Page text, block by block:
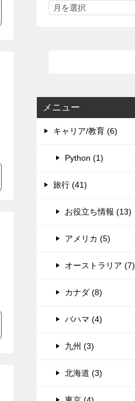
メニュー
キャリア/教育 (6)
Python (1)
旅行 (41)
お役立ち情報 (13)
アメリカ (5)
オーストラリア (7)
カナダ (8)
バハマ (4)
九州 (3)
北海道 (3)